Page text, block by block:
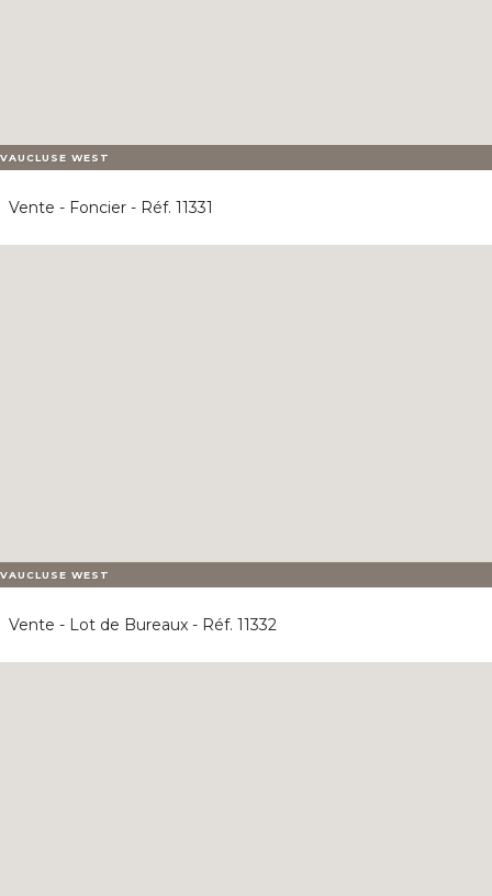
VAUCLUSE WEST
Vente - Foncier - Réf. 11331
VAUCLUSE WEST
Vente - Lot de Bureaux - Réf. 11332